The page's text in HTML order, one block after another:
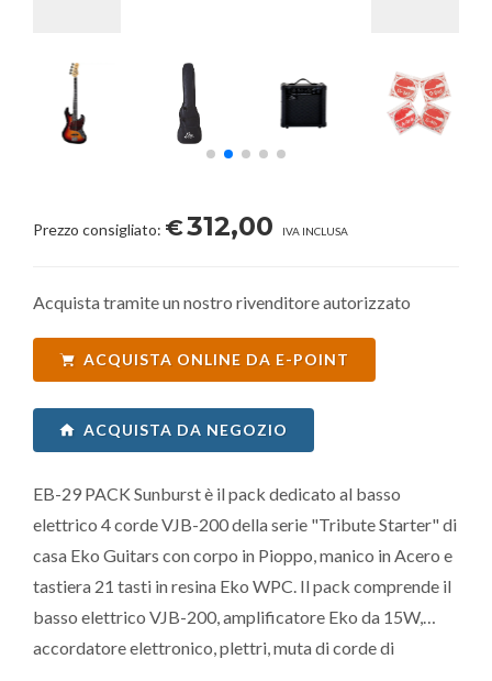
Prezzo consigliato: €312,00 IVA INCLUSA
Acquista tramite un nostro rivenditore autorizzato
ACQUISTA ONLINE DA E-POINT
ACQUISTA DA NEGOZIO
EB-29 PACK Sunburst è il pack dedicato al basso
elettrico 4 corde VJB-200 della serie "Tribute Starter" di
casa Eko Guitars con corpo in Pioppo, manico in Acero e
tastiera 21 tasti in resina Eko WPC. Il pack comprende il
basso elettrico VJB-200, amplificatore Eko da 15W,
accordatore elettronico, plettri, muta di corde di